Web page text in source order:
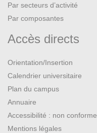
Par secteurs d’activité
Par composantes
Accès directs
Orientation/Insertion
Calendrier universitaire
Plan du campus
Annuaire
Accessibilité : non conforme
Mentions légales